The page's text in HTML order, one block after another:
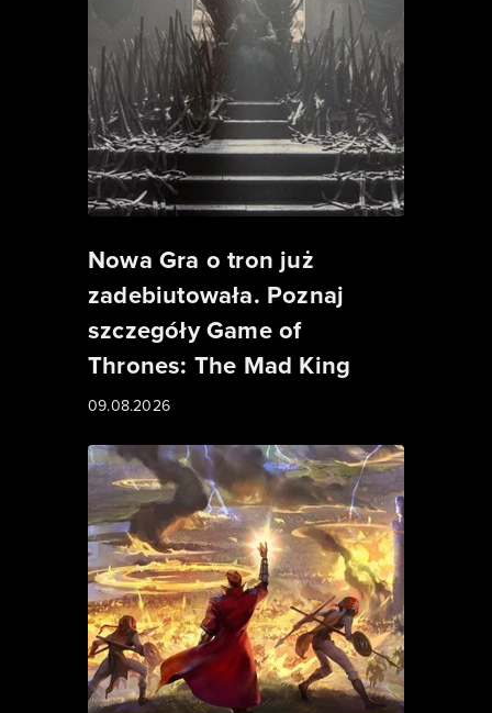
Nowa Gra o tron już
zadebiutowała. Poznaj
szczegóły Game of
Thrones: The Mad King
09.08.2026